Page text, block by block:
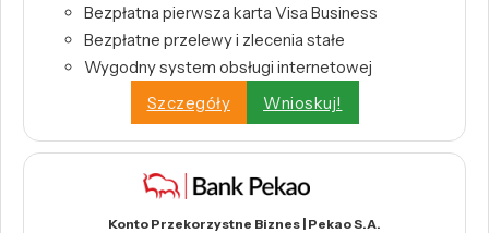
Bezpłatna pierwsza karta Visa Business
Bezpłatne przelewy i zlecenia stałe
Wygodny system obsługi internetowej
Szczegóły
Wnioskuj!
Konto Przekorzystne Biznes | Pekao S.A.